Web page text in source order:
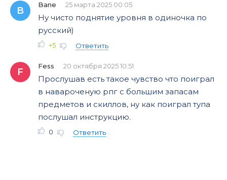
B
Bane 25 марта 2025 00:05
Ну чисто поднятие уровня в одиночка по
русский)
+5 Ответить
F
Fess 20 октября 2025 10:51
Прослушав есть такое чувство что поиграл
в навароченую рпг с большим запасам
предметов и скиллов, ну как поиграл тупа
послушал инструкцию.
0 Ответить